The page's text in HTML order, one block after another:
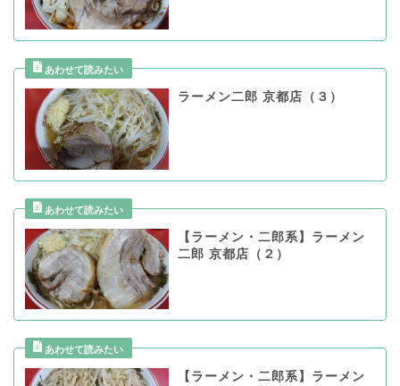
ラーメン二郎 京都店（３）
【ラーメン・二郎系】ラーメン
二郎 京都店（２）
【ラーメン・二郎系】ラーメン